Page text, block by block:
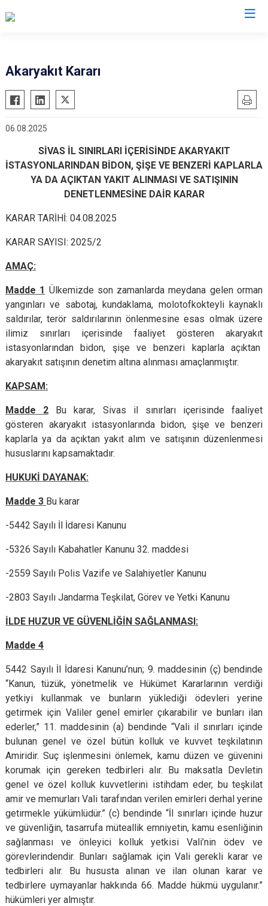
Akaryakıt Kararı
06.08.2025
SİVAS İL SINIRLARI İÇERİSİNDE AKARYAKIT
İSTASYONLARINDAN BİDON, ŞİŞE VE BENZERİ KAPLARLA
YA DA AÇIKTAN YAKIT ALINMASI VE SATIŞININ
DENETLENMESİNE DAİR KARAR
KARAR TARİHİ: 04.08.2025
KARAR SAYISI: 2025/2
AMAÇ:
Madde 1 Ülkemizde son zamanlarda meydana gelen orman
yangınları ve sabotaj, kundaklama, molotofkokteyli kaynaklı
saldırılar, terör saldırılarının önlenmesine esas olmak üzere
ilimiz sınırları içerisinde faaliyet gösteren akaryakıt
istasyonlarından bidon, şişe ve benzeri kaplarla açıktan
akaryakıt satışının denetim altına alınması amaçlanmıştır.
KAPSAM:
Madde 2 Bu karar, Sivas il sınırları içerisinde faaliyet
gösteren akaryakıt istasyonlarında bidon, şişe ve benzeri
kaplarla ya da açıktan yakıt alım ve satışının düzenlenmesi
hususlarını kapsamaktadır.
HUKUKİ DAYANAK:
Madde 3 Bu karar
-5442 Sayılı İl İdaresi Kanunu
-5326 Sayılı Kabahatler Kanunu 32. maddesi
-2559 Sayılı Polis Vazife ve Salahiyetler Kanunu
-2803 Sayılı Jandarma Teşkilat, Görev ve Yetki Kanunu
İLDE HUZUR VE GÜVENLİĞİN SAĞLANMASI:
Madde 4
5442 Sayılı İl İdaresi Kanunu’nun; 9. maddesinin (ç) bendinde
“Kanun, tüzük, yönetmelik ve Hükümet Kararlarının verdiği
yetkiyi kullanmak ve bunların yüklediği ödevleri yerine
getirmek için Valiler genel emirler çıkarabilir ve bunları ilan
ederler,” 11. maddesinin (a) bendinde “Vali il sınırları içinde
bulunan genel ve özel bütün kolluk ve kuvvet teşkilatının
Amiridir. Suç işlenmesini önlemek, kamu düzen ve güvenini
korumak için gereken tedbirleri alır. Bu maksatla Devletin
genel ve özel kolluk kuvvetlerini istihdam eder, bu teşkilat
amir ve memurları Vali tarafından verilen emirleri derhal yerine
getirmekle yükümlüdür.” (c) bendinde “İl sınırları içinde huzur
ve güvenliğin, tasarrufa müteallik emniyetin, kamu esenliğinin
sağlanması ve önleyici kolluk yetkisi Vali’nin ödev ve
görevlerindendir. Bunları sağlamak için Vali gerekli karar ve
tedbirleri alır. Bu hususta alınan ve ilan olunan karar ve
tedbirlere uymayanlar hakkında 66. Madde hükmü uygulanır.”
hükümleri yer almıştır.